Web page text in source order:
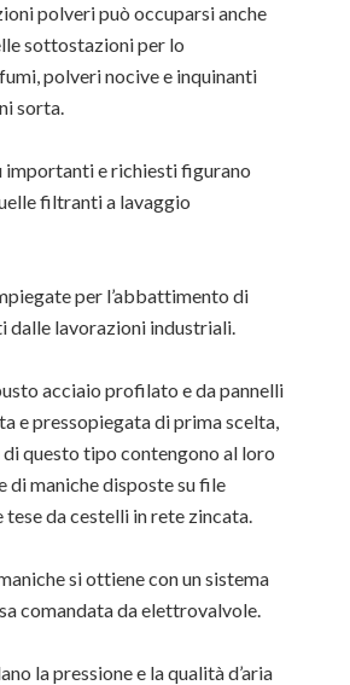
polveri può occuparsi anche
sottostazioni per lo
polveri nocive e inquinanti
sorta.
importanti e richiesti figurano
filtranti a lavaggio
per l’abbattimento di
dalle lavorazioni industriali.
acciaio profilato e da pannelli
e pressopiegata di prima scelta,
questo tipo contengono al loro
di maniche disposte su file
tese da cestelli in rete zincata.
si ottiene con un sistema
comandata da elettrovalvole.
la pressione e la qualità d’aria